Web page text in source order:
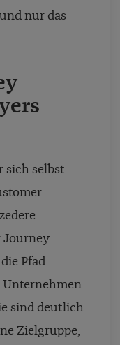
nur das
sich selbst
Journey
Pfad
Unternehmen
sind deutlich
Zielgruppe,